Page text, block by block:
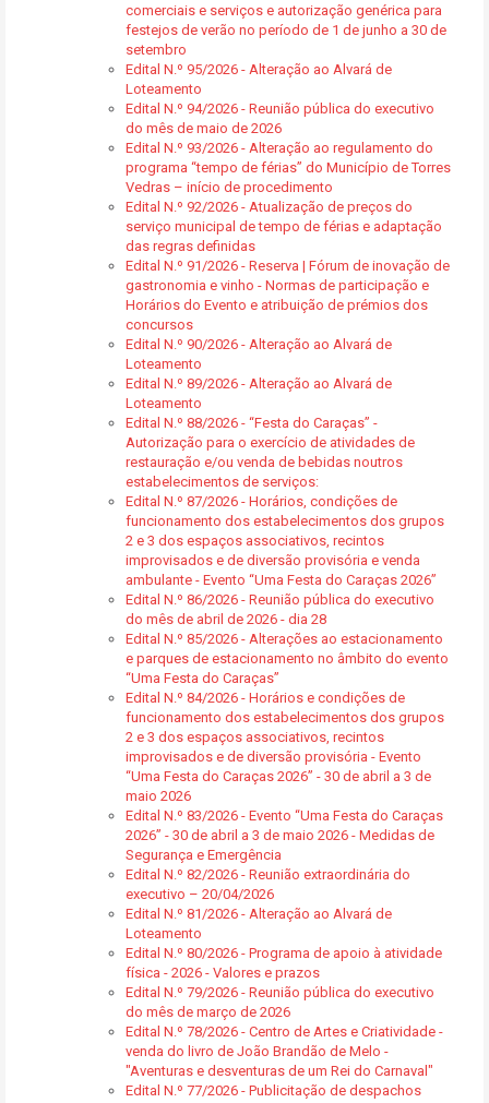
comerciais e serviços e autorização genérica para
festejos de verão no período de 1 de junho a 30 de
setembro
Edital N.º 95/2026 - Alteração ao Alvará de
Loteamento
Edital N.º 94/2026 - Reunião pública do executivo
do mês de maio de 2026
Edital N.º 93/2026 - Alteração ao regulamento do
programa “tempo de férias” do Município de Torres
Vedras – início de procedimento
Edital N.º 92/2026 - Atualização de preços do
serviço municipal de tempo de férias e adaptação
das regras definidas
Edital N.º 91/2026 - Reserva | Fórum de inovação de
gastronomia e vinho - Normas de participação e
Horários do Evento e atribuição de prémios dos
concursos
Edital N.º 90/2026 - Alteração ao Alvará de
Loteamento
Edital N.º 89/2026 - Alteração ao Alvará de
Loteamento
Edital N.º 88/2026 - “Festa do Caraças” -
Autorização para o exercício de atividades de
restauração e/ou venda de bebidas noutros
estabelecimentos de serviços:
Edital N.º 87/2026 - Horários, condições de
funcionamento dos estabelecimentos dos grupos
2 e 3 dos espaços associativos, recintos
improvisados e de diversão provisória e venda
ambulante - Evento “Uma Festa do Caraças 2026”
Edital N.º 86/2026 - Reunião pública do executivo
do mês de abril de 2026 - dia 28
Edital N.º 85/2026 - Alterações ao estacionamento
e parques de estacionamento no âmbito do evento
“Uma Festa do Caraças”
Edital N.º 84/2026 - Horários e condições de
funcionamento dos estabelecimentos dos grupos
2 e 3 dos espaços associativos, recintos
improvisados e de diversão provisória - Evento
“Uma Festa do Caraças 2026” - 30 de abril a 3 de
maio 2026
Edital N.º 83/2026 - Evento “Uma Festa do Caraças
2026” - 30 de abril a 3 de maio 2026 - Medidas de
Segurança e Emergência
Edital N.º 82/2026 - Reunião extraordinária do
executivo – 20/04/2026
Edital N.º 81/2026 - Alteração ao Alvará de
Loteamento
Edital N.º 80/2026 - Programa de apoio à atividade
física - 2026 - Valores e prazos
Edital N.º 79/2026 - Reunião pública do executivo
do mês de março de 2026
Edital N.º 78/2026 - Centro de Artes e Criatividade -
venda do livro de João Brandão de Melo -
"Aventuras e desventuras de um Rei do Carnaval"
Edital N.º 77/2026 - Publicitação de despachos